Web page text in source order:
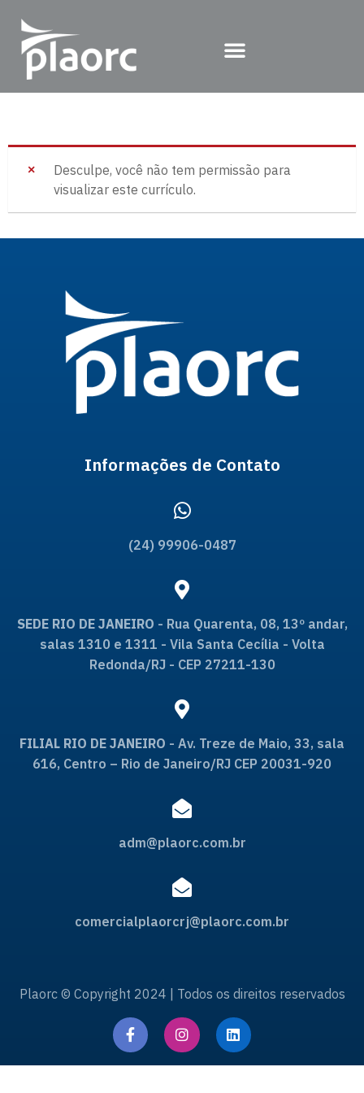
Desculpe, você não tem permissão para
visualizar este currículo.
Informações de Contato
(24) 99906-0487
SEDE RIO DE JANEIRO - Rua Quarenta, 08, 13º andar,
salas 1310 e 1311 - Vila Santa Cecília - Volta
Redonda/RJ - CEP 27211-130
FILIAL RIO DE JANEIRO - Av. Treze de Maio, 33, sala
616, Centro – Rio de Janeiro/RJ CEP 20031-920
adm@plaorc.com.br
comercialplaorcrj@plaorc.com.br
Plaorc © Copyright 2024 | Todos os direitos reservados